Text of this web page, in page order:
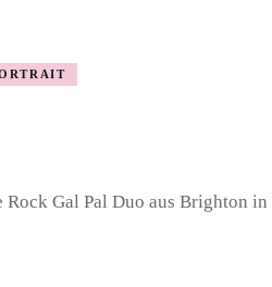
Rock Gal Pal Duo aus Brighton in